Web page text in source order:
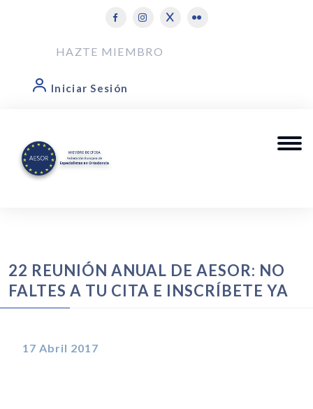
HAZTE MIEMBRO
Iniciar Sesión
22 REUNIÓN ANUAL DE AESOR: NO
FALTES A TU CITA E INSCRÍBETE YA
17 Abril 2017